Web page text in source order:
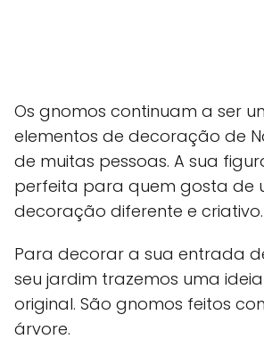
Os gnomos continuam a ser
elementos de decoração de
de muitas pessoas. A sua
perfeita para quem gosta de
decoração diferente e criativo.
Para decorar a sua entrada
seu jardim trazemos uma
original. São gnomos feitos
árvore.